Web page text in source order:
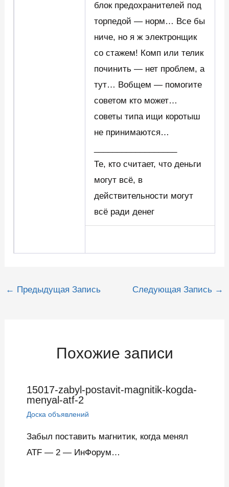
блок предохранителей под
торпедой — норм… Все бы
ниче, но я ж электронщик
со стажем! Комп или телик
починить — нет проблем, а
тут… Вобщем — помогите
советом кто может…
советы типа ищи коротыш
не принимаются…
Те, кто считает, что деньги
могут всё, в
действительности могут
всё ради денег
Навигация
← Предыдущая Запись Следующая Запись →
Похожие записи
15017-zabyl-postavit-magnitik-kogda-
menyal-atf-2
Доска объявлений
Забыл поставить магнитик, когда менял
ATF — 2 — ИнФорум…